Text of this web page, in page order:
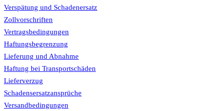
Verspätung und Schadenersatz
Zollvorschriften
Vertragsbedingungen
Haftungsbegrenzung
Lieferung und Abnahme
Haftung bei Transportschäden
Lieferverzug
Schadensersatzansprüche
Versandbedingungen